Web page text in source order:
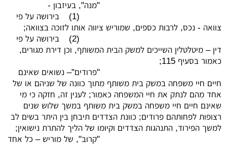
"מנה", בעיזבון -
(1)
בירושה על פי
צוואה - נכס, לרבות כספים, שמוריש ציווה אותו לזוכה בצוואה;
(2)
בירושה על פי
דין – מיטלטלין השייכים למשק הבית המשותף, וכן דירת מגורים,
כאמור בסעיף 115;
"פרודים"– נשואים שאינם
חיים חיי משפחה במשק בית משותף מתוך כוונה של שניהם או של
אחד מהם לנתק את חיי המשפחה כאמור; לענין זה, חזקה כי מי
שאינם חיים חיי משפחה במשק בית משותף במשך שלוש שנים
רצופות לפחותהם פרודים; כוונת הצדדים תיבחן בין היתר בשים לב
למשך הפירוד, התנהגות הצדדים וקיומו של הליך להתרת נישואין;
"קרוב", של מוריש – כל אחד